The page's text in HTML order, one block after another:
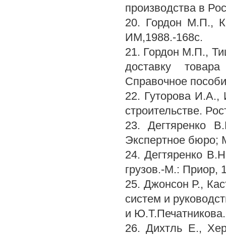
производства в
20. Гордон М.П.,
ИМ,1988.-168с.
21. Гордон М.П.,
доставку
Справочное
22. Гуторова И.А.,
строительстве.
23. Дегтяренко
Экспертное бюро;
24. Дегтяренко
грузов.-М.: Приор,
25. Джонсон Р.,
систем и
и
26. Дихтль Е.,